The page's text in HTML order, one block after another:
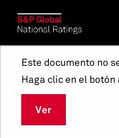
Este documento no
Haga clic en el
Ver